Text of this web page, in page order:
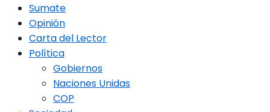
Sumate
Opinión
Carta del Lector
Política
Gobiernos
Naciones Unidas
COP